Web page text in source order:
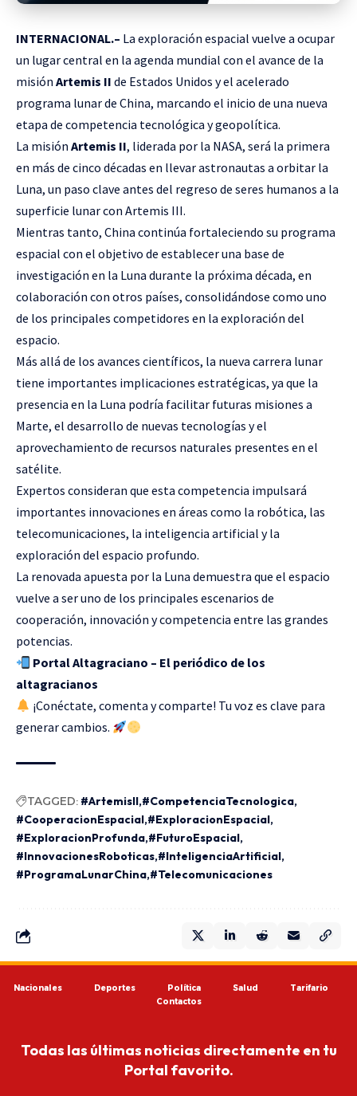
INTERNACIONAL.– La exploración espacial vuelve a ocupar
un lugar central en la agenda mundial con el avance de la
misión Artemis II de Estados Unidos y el acelerado
programa lunar de China, marcando el inicio de una nueva
etapa de competencia tecnológica y geopolítica.
La misión Artemis II, liderada por la NASA, será la primera
en más de cinco décadas en llevar astronautas a orbitar la
Luna, un paso clave antes del regreso de seres humanos a la
superficie lunar con Artemis III.
Mientras tanto, China continúa fortaleciendo su programa
espacial con el objetivo de establecer una base de
investigación en la Luna durante la próxima década, en
colaboración con otros países, consolidándose como uno
de los principales competidores en la exploración del
espacio.
Más allá de los avances científicos, la nueva carrera lunar
tiene importantes implicaciones estratégicas, ya que la
presencia en la Luna podría facilitar futuras misiones a
Marte, el desarrollo de nuevas tecnologías y el
aprovechamiento de recursos naturales presentes en el
satélite.
Expertos consideran que esta competencia impulsará
importantes innovaciones en áreas como la robótica, las
telecomunicaciones, la inteligencia artificial y la
exploración del espacio profundo.
La renovada apuesta por la Luna demuestra que el espacio
vuelve a ser uno de los principales escenarios de
cooperación, innovación y competencia entre las grandes
potencias.
Portal Altagraciano – El periódico de los
altagracianos
¡Conéctate, comenta y comparte! Tu voz es clave para
generar cambios.
TAGGED: #ArtemisII #CompetenciaTecnologica
#CooperacionEspacial #ExploracionEspacial
#ExploracionProfunda #FuturoEspacial
#InnovacionesRoboticas #InteligenciaArtificial
#ProgramaLunarChina #Telecomunicaciones
Nacionales Deportes Política Salud
Tarifario
Contactos
Todas las últimas noticias directamente en tu
Portal favorito.